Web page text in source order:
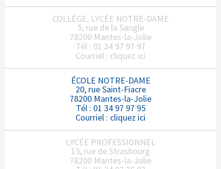
COLLÈGE, LYCÉE NOTRE-DAME
5, rue de la Sangle
78200 Mantes-la-Jolie
Tél : 01 34 97 97 97
Courriel : cliquez ici
ÉCOLE NOTRE-DAME
20, rue Saint-Fiacre
78200 Mantes-la-Jolie
Tél : 01 34 97 97 95
Courriel : cliquez ici
LYCÉE PROFESSIONNEL
15, rue de Strasbourg
78200 Mantes-la-Jolie